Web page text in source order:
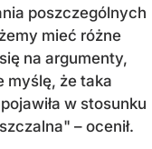
poszczególnych
mieć różne
na argumenty,
myślę, że taka
w stosunku
– ocenił.